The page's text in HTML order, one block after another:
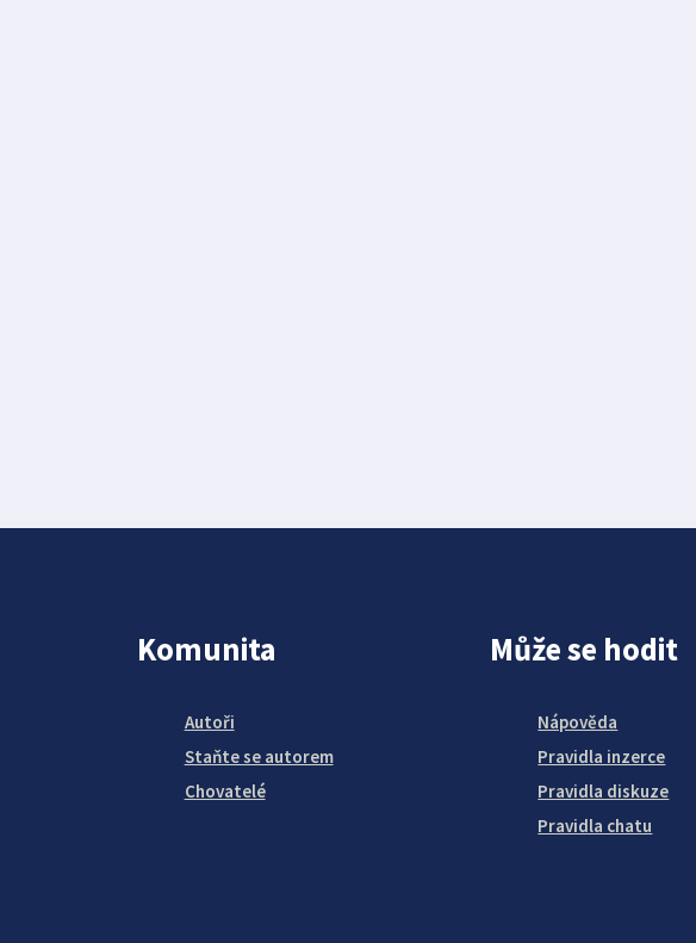
Komunita
Autoři
Staňte se autorem
Chovatelé
Může se hodit
Nápověda
Pravidla inzerce
Pravidla diskuze
Pravidla chatu